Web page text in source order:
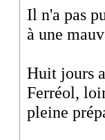
Il n'a pas
à une
Huit jours
Ferréol,
pleine